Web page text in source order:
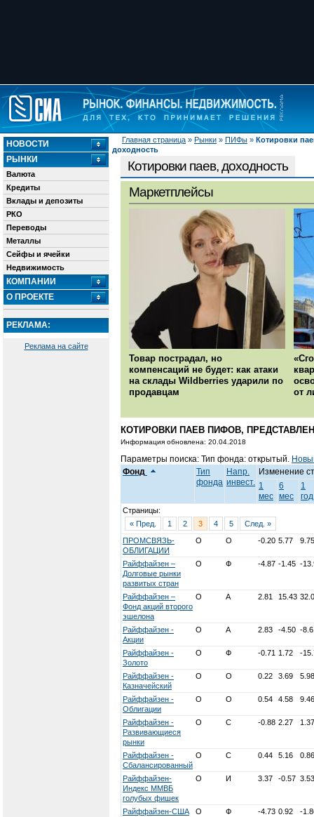
Главная страница » Рынки » ПИФы » Котировки
доходность
НОВОСТИ
РЫНКИ
Валюта
Кредиты
Вклады и депозиты
РКО
Переводы
Металлы
Сейфы и ячейки
Недвижимость
КОМПАНИИ
О ПРОЕКТЕ
РЕКЛАМА:
Реклама на сайте
Котировки паев, доходность
Маркетплейсы
Товар пострадал, но
компенсаций не будет: как атаки
на склады Wildberries ударили по
продавцам
от
КОТИРОВКИ ПАЕВ ПИФОВ,
Информация обновлена: 20.04.2018
Параметры поиска: Тип фонда: открытый.
Фонд
Тип
фонда
Напр.
инвест.
Изменение
1
мес
6
мес
1
год
Страницы:
« Пред.
1 2 3 4 5
След. »
ПРОМСВЯЗЬ-
ОБЛИГАЦИИ
О О -0.20 5.77 9.75
Райффайзен –
Долговые рынки
развитых стран
О Ф -4.87 -1.45 -
Райффайзен –
Фонд акций второго
эшелона
О А 2.81 15.43
Райффайзен -
Акции
О А 2.83 -4.50 -
Райффайзен -
Золото
О Ф -0.71 1.72 -
Райффайзен -
Казначейский
О О 0.22 3.69 5.98
Райффайзен -
Облигации
О О 0.54 4.58 9.46
Райффайзен -
Развивающиеся
рынки
О С -0.88 2.27 1.37
Райффайзен -
Сбалансированный
О С 0.44 5.16 0.86
Райффайзен-
Индекс ММВБ
голубых фишек
О И 3.37 -0.57 3.53
Райффайзен-США О Ф -4.73 0.92 -